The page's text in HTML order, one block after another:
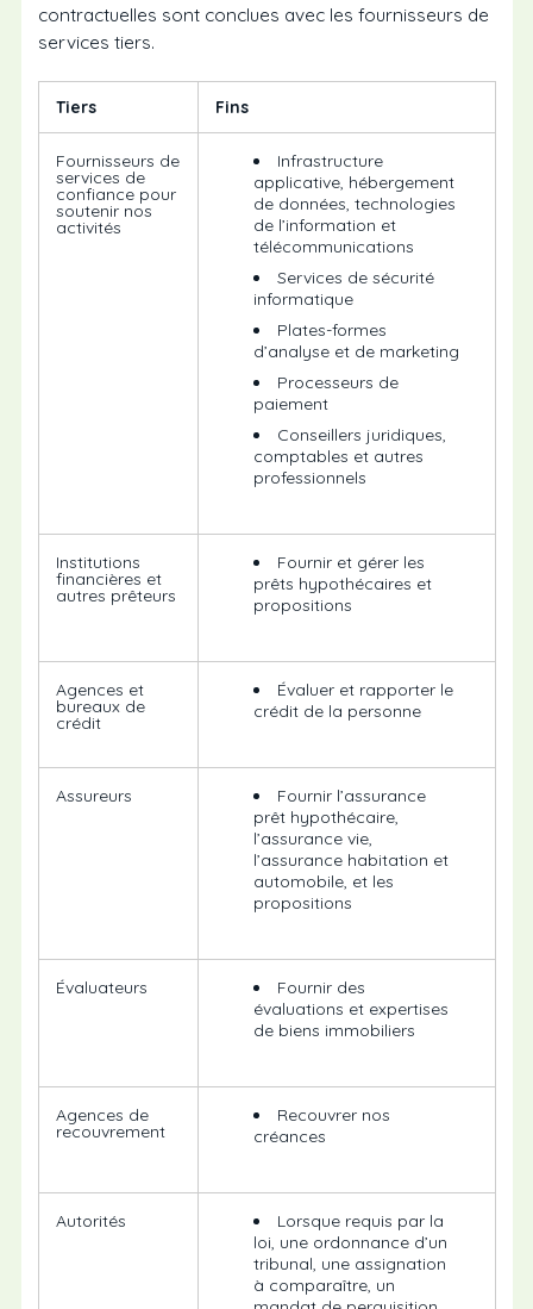
contractuelles sont conclues avec les fournisseurs de
services tiers.
Tiers Fins
Fournisseurs de
services de
confiance pour
soutenir nos
activités
Infrastructure
applicative, hébergement
de données, technologies
de l’information et
télécommunications
Services de sécurité
informatique
Plates-formes
d’analyse et de marketing
Processeurs de
paiement
Conseillers juridiques,
comptables et autres
professionnels
Institutions
financières et
autres prêteurs
Fournir et gérer les
prêts hypothécaires et
propositions
Agences et
bureaux de
crédit
Évaluer et rapporter le
crédit de la personne
Assureurs
Fournir l’assurance
prêt hypothécaire,
l’assurance vie,
l’assurance habitation et
automobile, et les
propositions
Évaluateurs
Fournir des
évaluations et expertises
de biens immobiliers
Agences de
recouvrement
Recouvrer nos
créances
Autorités
Lorsque requis par la
loi, une ordonnance d’un
tribunal, une assignation
à comparaître, un